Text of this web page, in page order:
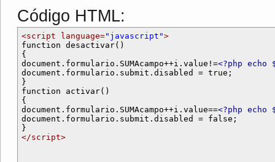
Código HTML:
<script language="javascript">
function desactivar()
{
document.formulario.SUMAcampo++i.value!=<?php echo
document.formulario.submit.disabled = true;
}
function activar()
{
document.formulario.SUMAcampo++i.value==<?php echo
document.formulario.submit.disabled = false;
</script>